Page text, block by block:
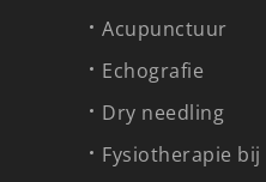
Acupunctuur
Echografie
Dry needling
Fysiotherapie